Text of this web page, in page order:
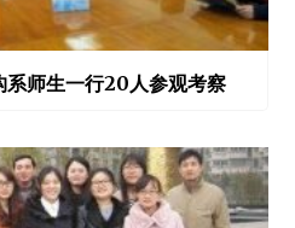
师生一行20人参观考察